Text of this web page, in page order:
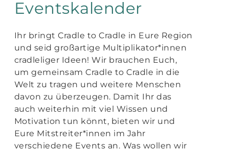
Eventskalender
Ihr bringt Cradle to Cradle in Eure Region
und seid großartige Multiplikator*innen
cradleliger Ideen! Wir brauchen Euch,
um gemeinsam Cradle to Cradle in die
Welt zu tragen und weitere Menschen
davon zu überzeugen. Damit Ihr das
auch weiterhin mit viel Wissen und
Motivation tun könnt, bieten wir und
Eure Mitstreiter*innen im Jahr
verschiedene Events an. Was wollen wir